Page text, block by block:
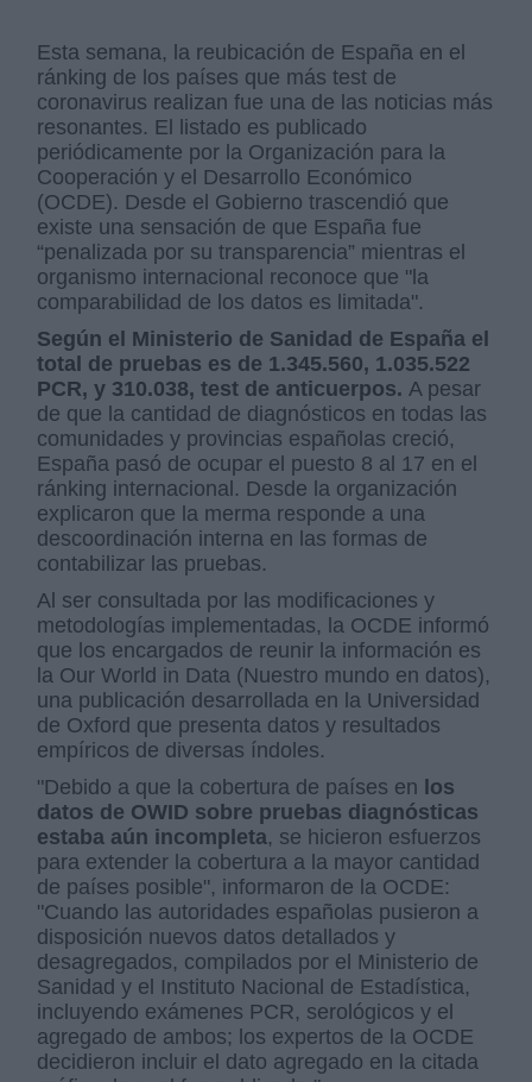
Esta semana, la reubicación de España en el
ránking de los países que más test de
coronavirus realizan fue una de las noticias más
resonantes. El listado es publicado
periódicamente por la Organización para la
Cooperación y el Desarrollo Económico
(OCDE). Desde el Gobierno trascendió que
existe una sensación de que España fue
“penalizada por su transparencia” mientras el
organismo internacional reconoce que "la
comparabilidad de los datos es limitada".
Según el Ministerio de Sanidad de España el
total de pruebas es de 1.345.560, 1.035.522
PCR, y 310.038, test de anticuerpos.A pesar
de que la cantidad de diagnósticos en todas las
comunidades y provincias españolas creció,
España pasó de ocupar el puesto 8 al 17 en el
ránking internacional. Desde la organización
explicaron que la merma responde a una
descoordinación interna en las formas de
contabilizar las pruebas.
Al ser consultada por las modificaciones y
metodologías implementadas, la OCDE informó
que los encargados de reunir la información es
la Our World in Data (Nuestro mundo en datos),
una publicación desarrollada en la Universidad
de Oxford que presenta datos y resultados
empíricos de diversas índoles.
"Debido a que la cobertura de países en los
datos de OWID sobre pruebas diagnósticas
estaba aún incompleta, se hicieron esfuerzos
para extender la cobertura a la mayor cantidad
de países posible", informaron de la OCDE:
"Cuando las autoridades españolas pusieron a
disposición nuevos datos detallados y
desagregados, compilados por el Ministerio de
Sanidad y el Instituto Nacional de Estadística,
incluyendo exámenes PCR, serológicos y el
agregado de ambos; los expertos de la OCDE
decidieron incluir el dato agregado en la citada